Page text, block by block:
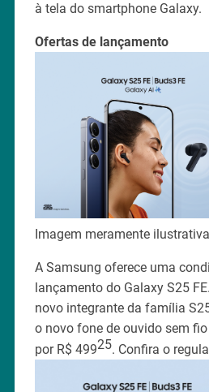
à tela do smartphone Galaxy.
Ofertas de lançamento
Imagem meramente ilustrativa
A Samsung oferece uma
lançamento do Galaxy S25
novo integrante da família
o novo fone de ouvido sem
por R$ 49925. Confira o